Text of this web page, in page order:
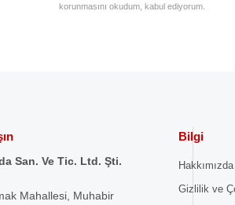
korunmasını okudum, kabul ediyorum.
San. Ve Tic. Ltd. Şti.
Mahallesi, Muhabir
Bilgi
Hakkımızda
Gizlilik ve